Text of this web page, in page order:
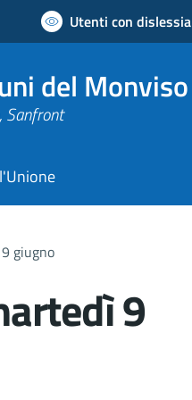
Utenti con dislessia
del Monviso
Sanfront
giugno
9